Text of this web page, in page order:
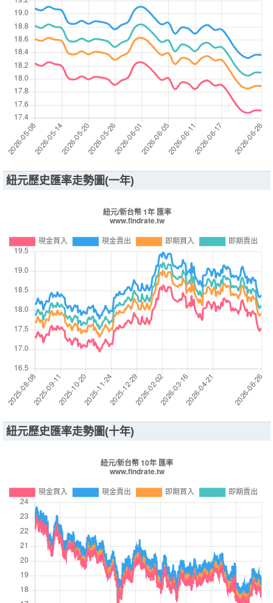
紐元歷史匯率走勢圖(一年)
紐元歷史匯率走勢圖(十年)